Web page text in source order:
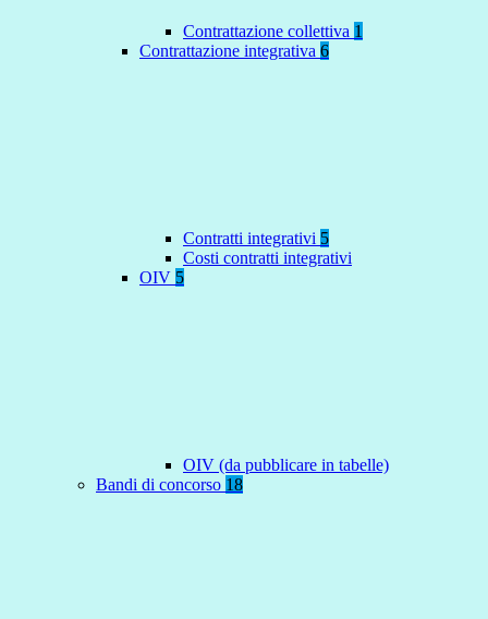
Contrattazione collettiva 1
Contrattazione integrativa 6
Contratti integrativi 5
Costi contratti integrativi
OIV 5
OIV (da pubblicare in tabelle)
Bandi di concorso 18